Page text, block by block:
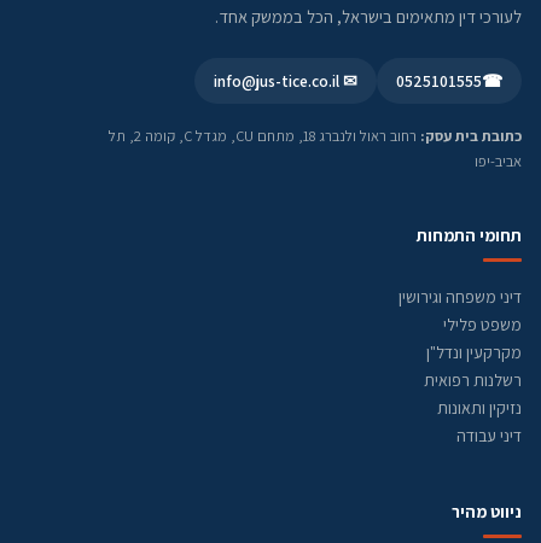
לעורכי דין מתאימים בישראל, הכל בממשק אחד.
☎
0525101555
✉ info@jus-tice.co.il
כתובת בית עסק:
רחוב ראול ולנברג 18, מתחם CU, מגדל C, קומה 2, תל
אביב-יפו
תחומי התמחות
דיני משפחה וגירושין
משפט פלילי
מקרקעין ונדל"ן
רשלנות רפואית
נזיקין ותאונות
דיני עבודה
ניווט מהיר